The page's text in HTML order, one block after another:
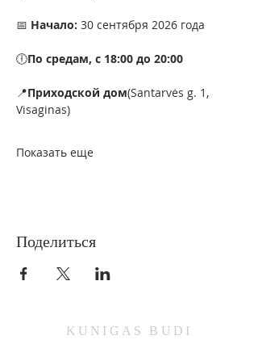
📅 Начало: 30 сентября 2026 года
🕕По средам, с 18:00 до 20:00
📍Приходской дом(Santarvės g. 1,
Visaginas)
Показать еще
Поделиться
KUNIGAS BUDI